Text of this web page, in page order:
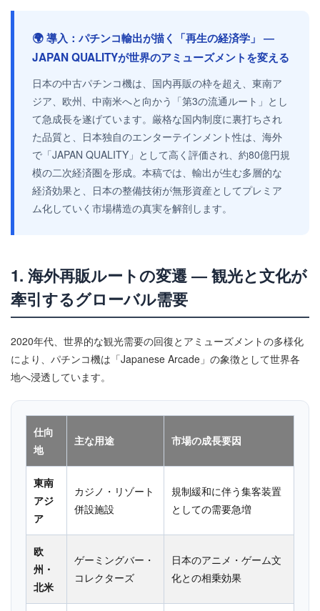
🌍 導入：パチンコ輸出が描く「再生の経済学」 ―
JAPAN QUALITYが世界のアミューズメントを変える
日本の中古パチンコ機は、国内再販の枠を超え、東南ア
ジア、欧州、中南米へと向かう「第3の流通ルート」とし
て急成長を遂げています。厳格な国内制度に裏打ちされ
た品質と、日本独自のエンターテインメント性は、海外
で「JAPAN QUALITY」として高く評価され、約80億円規
模の二次経済圏を形成。本稿では、輸出が生む多層的な
経済効果と、日本の整備技術が無形資産としてプレミア
ム化していく市場構造の真実を解剖します。
1. 海外再販ルートの変遷 ― 観光と文化が
牽引するグローバル需要
2020年代、世界的な観光需要の回復とアミューズメントの多様化
により、パチンコ機は「Japanese Arcade」の象徴として世界各
地へ浸透しています。
仕向
地
主な用途 市場の成長要因
東南
アジ
ア
カジノ・リゾート
併設施設
規制緩和に伴う集客装置
としての需要急増
欧
州・
北米
ゲーミングバー・
コレクターズ
日本のアニメ・ゲーム文
化との相乗効果